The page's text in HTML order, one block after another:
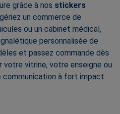
grâce à nos stickers
un commerce de
ou un cabinet médical,
personnalisée de
et passez commande dès
votre vitrine, votre enseigne ou
à fort impact